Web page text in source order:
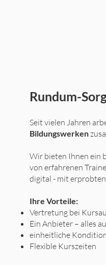
Rundum-
Seit vielen Jahren
Bildungswerken
Wir bieten Ihnen ein
von erfahrenen
digital - mit
Ihre Vorteile:
Vertretung bei
Ein Anbieter – alles
einheitliche
Flexible Kurszeiten